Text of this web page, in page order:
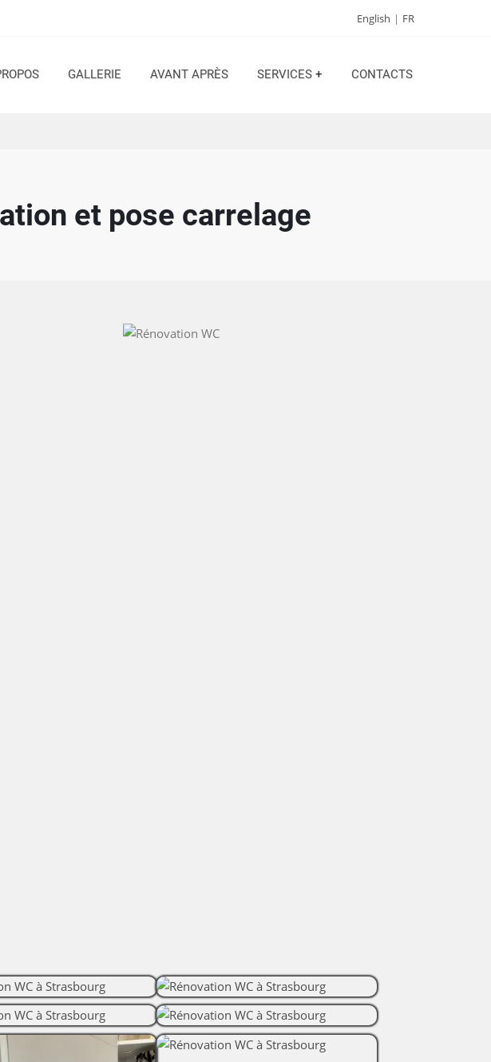
English FR
GALLERIE AVANT APRÈS SERVICES + CONTACTS
et pose carrelage